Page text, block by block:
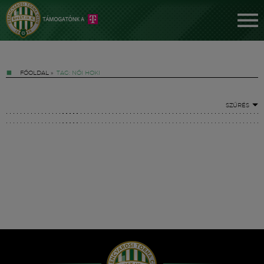
FŐOLDAL » TAG: NŐI HOKI
SZŰRÉS
Hírek